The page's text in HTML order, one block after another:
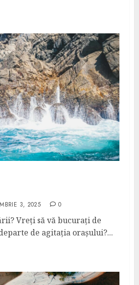
3, 2025 0
Vreți să vă bucurați de
de agitația orașului?...